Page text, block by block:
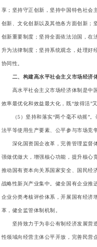
享；坚持守正创新，坚持中国特色社会
创新、文化创新以及其他各方面创新；
创新重要制度；坚持全面依法治国，在
升为法律制度；坚持系统观念，处理好
协同性。
二、构建高水平社会主义市场经济
高水平社会主义市场经济体制是中国
效率最优化和效益最大化，既“放得活”
（5）坚持和落实“两个毫不动摇”。
法平等使用生产要素、公平参与市场竞
深化国资国企改革，完善管理监督体
强做优做大，增强核心功能，提升核心
推动国有资本向关系国家安全、国民经
战略性新兴产业集中。健全国有企业推
企业分类考核评价体系，开展国有经济
革，健全监管体制机制。
坚持致力于为非公有制经济发展营造
性领域向经营主体公平开放，完善民营